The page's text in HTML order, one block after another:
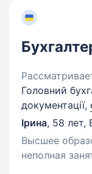
Головний
документації,
Ірина, 58 лет,
Высшее
неполная